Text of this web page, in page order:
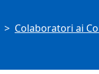
Colaboratori ai